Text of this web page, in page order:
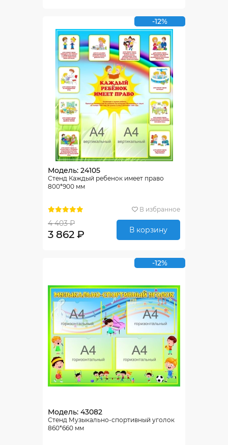
-12%
Модель: 24105
Стенд Каждый ребенок имеет право
800*900 мм
В избранное
4 403 ₽
3 862 ₽ В корзину
-12%
Модель: 43082
Стенд Музыкально-спортивный уголок
860*660 мм